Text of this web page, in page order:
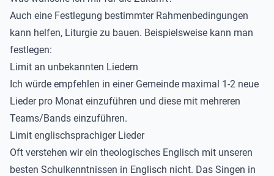
Auch eine Festlegung bestimmter Rahmenbedingungen
kann helfen, Liturgie zu bauen. Beispielsweise kann man
festlegen:
Limit an unbekannten Liedern
Ich würde empfehlen in einer Gemeinde maximal 1-2 neue
Lieder pro Monat einzuführen und diese mit mehreren
Teams/Bands einzuführen.
Limit englischsprachiger Lieder
Oft verstehen wir ein theologisches Englisch mit unseren
besten Schulkenntnissen in Englisch nicht. Das Singen in